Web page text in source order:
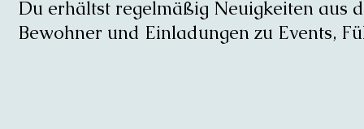
Du erhältst regelmäßig Neuigkeiten aus
Bewohner und Einladungen zu Events,